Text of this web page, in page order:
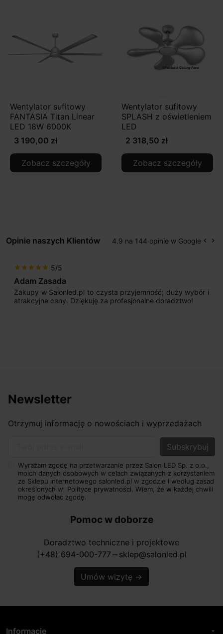
Wentylator sufitowy
FANTASIA Titan Linear
LED 18W 6000K
3 190,00 zł
Zobacz szczegóły
Wentylator sufitowy
SPLASH z oświetleniem
LED
2 318,50 zł
Zobacz szczegóły
Opinie naszych Klientów 4.9 na 144 opinie w Google keyboard_arrow_left keyboard_arrow_right
star star star star star 5/5
Adam Zasada
Zakupy w Salonled.pl to czysta przyjemność; duży wybór i
atrakcyjne ceny. Dziękuję za profesjonalne doradztwo!
Newsletter
Otrzymuj informację o nowościach i wyprzedażach
Wyrażam zgodę na przetwarzanie przez Salon LED Sp. z o.o.,
moich danych osobowych w celach związanych z korzystaniem
ze Sklepu internetowego salonled.pl w zgodzie i według zasad
określonych w Polityce prywatności. Wiem, że w każdej chwili
mogę odwołać zgodę.
Pomoc w doborze
Doradztwo techniczne i projektowe
(+48) 694-000-777 horizontal_rule sklep@salonled.pl
Umów wizytę →
Informacje arrow_drop_down